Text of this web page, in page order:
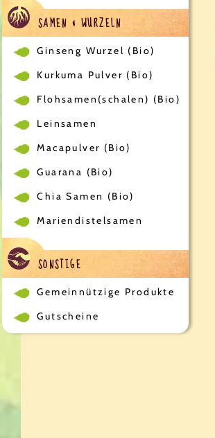
SAMEN & WURZELN
Ginseng Wurzel (Bio)
Kurkuma Pulver (Bio)
Flohsamen(schalen) (Bio)
Leinsamen
Macapulver (Bio)
Guarana (Bio)
Chia Samen (Bio)
Mariendistelsamen
SONSTIGE
Gemeinnützige Produkte
Gutscheine